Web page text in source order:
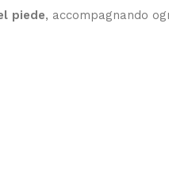
piede, accompagnando